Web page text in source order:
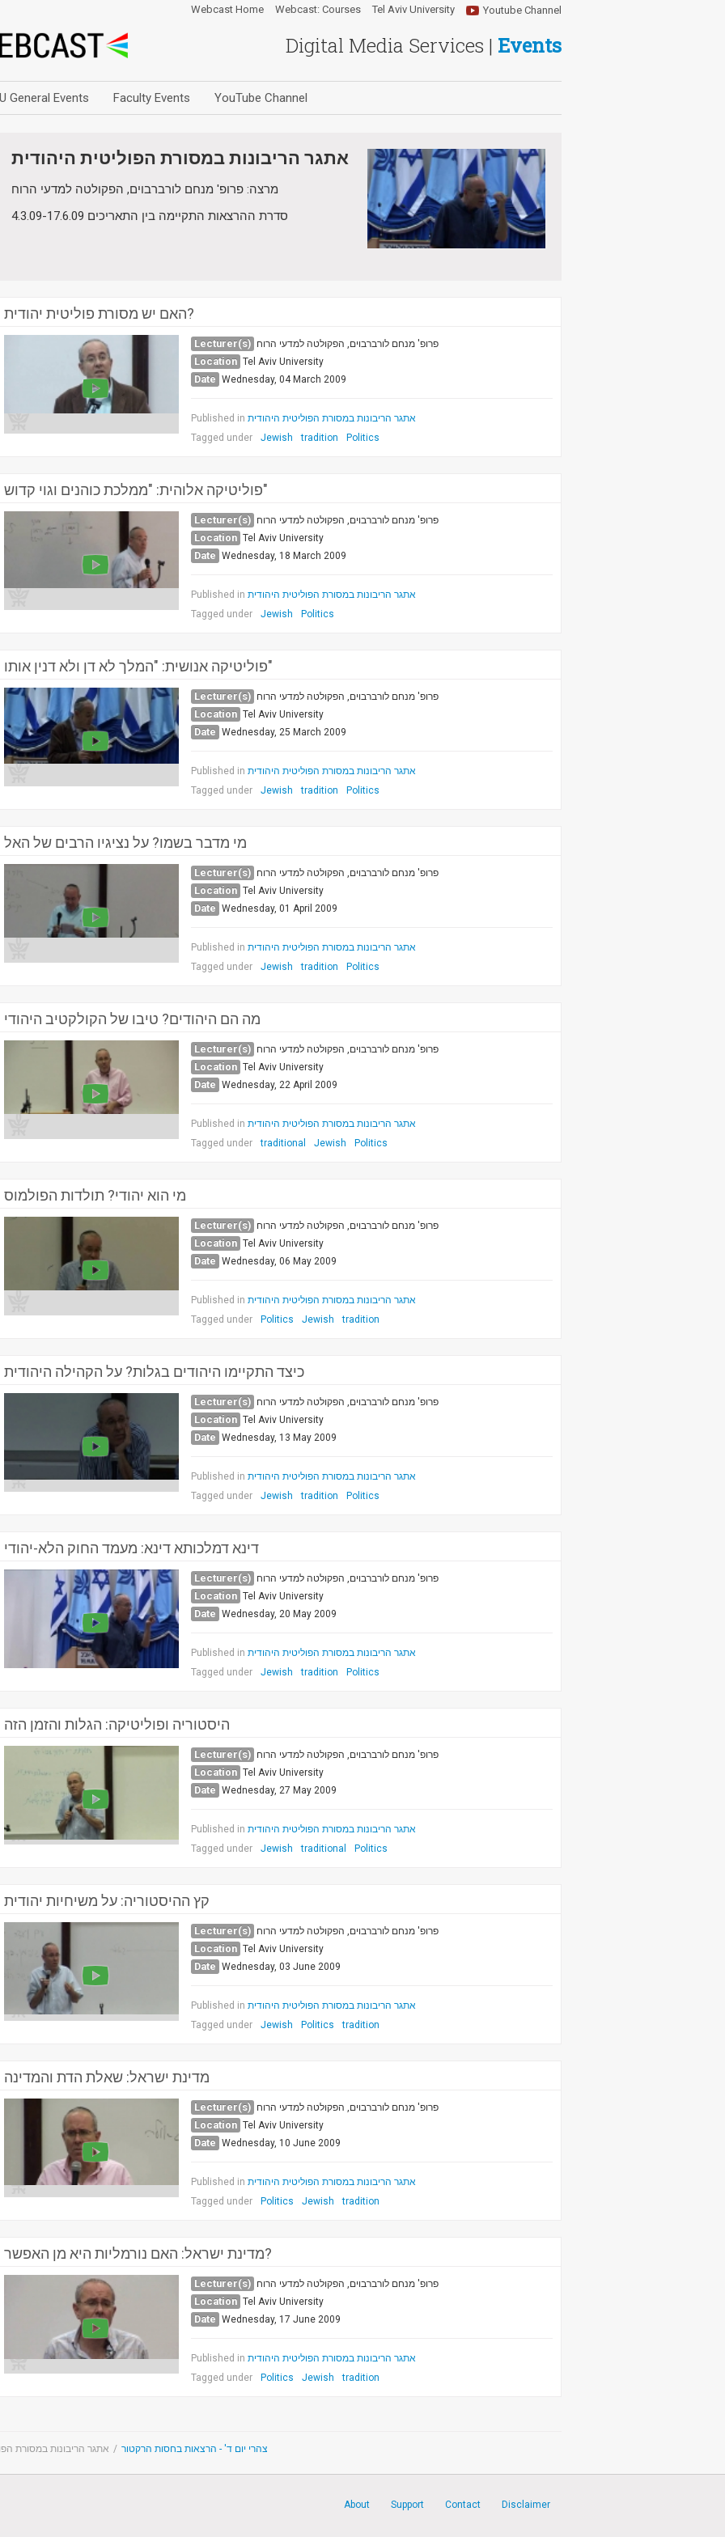
Digital Media Services | Events
Youtube Channel
Webcast Home Webcast: Courses Tel Aviv University
General Events Faculty Events YouTube Channel
אתגר הריבונות במסורת הפוליטית היהודית
מרצה: פרופ' מנחם לורברבוים, הפקולטה למדעי הרוח
סדרת ההרצאות התקיימה בין התאריכים 4.3.09-17.6.09
האם יש מסורת פוליטית יהודית?
Lecturer(s) פרופ' מנחם לורברבוים, הפקולטה למדעי הרוח
Location Tel Aviv University
Date Wednesday, 04 March 2009
Published in אתגר הריבונות במסורת הפוליטית היהודית
Tagged under
Jewish tradition Politics
פוליטיקה אלוהית: "ממלכת כוהנים וגוי קדוש"
Lecturer(s) פרופ' מנחם לורברבוים, הפקולטה למדעי הרוח
Location Tel Aviv University
Date Wednesday, 18 March 2009
Published in אתגר הריבונות במסורת הפוליטית היהודית
Tagged under
Jewish Politics
פוליטיקה אנושית: "המלך לא דן ולא דנין אותו"
Lecturer(s) פרופ' מנחם לורברבוים, הפקולטה למדעי הרוח
Location Tel Aviv University
Date Wednesday, 25 March 2009
Published in אתגר הריבונות במסורת הפוליטית היהודית
Tagged under
Jewish tradition Politics
מי מדבר בשמו? על נציגיו הרבים של האל
Lecturer(s) פרופ' מנחם לורברבוים, הפקולטה למדעי הרוח
Location Tel Aviv University
Date Wednesday, 01 April 2009
Published in אתגר הריבונות במסורת הפוליטית היהודית
Tagged under
Jewish tradition Politics
מה הם היהודים? טיבו של הקולקטיב היהודי
Lecturer(s) פרופ' מנחם לורברבוים, הפקולטה למדעי הרוח
Location Tel Aviv University
Date Wednesday, 22 April 2009
Published in אתגר הריבונות במסורת הפוליטית היהודית
Tagged under
traditional Jewish Politics
מי הוא יהודי? תולדות הפולמוס
Lecturer(s) פרופ' מנחם לורברבוים, הפקולטה למדעי הרוח
Location Tel Aviv University
Date Wednesday, 06 May 2009
Published in אתגר הריבונות במסורת הפוליטית היהודית
Tagged under
Politics Jewish tradition
כיצד התקיימו היהודים בגלות? על הקהילה היהודית
Lecturer(s) פרופ' מנחם לורברבוים, הפקולטה למדעי הרוח
Location Tel Aviv University
Date Wednesday, 13 May 2009
Published in אתגר הריבונות במסורת הפוליטית היהודית
Tagged under
Jewish tradition Politics
דינא דמלכותא דינא: מעמד החוק הלא-יהודי
Lecturer(s) פרופ' מנחם לורברבוים, הפקולטה למדעי הרוח
Location Tel Aviv University
Date Wednesday, 20 May 2009
Published in אתגר הריבונות במסורת הפוליטית היהודית
Tagged under
Jewish tradition Politics
היסטוריה ופוליטיקה: הגלות והזמן הזה
Lecturer(s) פרופ' מנחם לורברבוים, הפקולטה למדעי הרוח
Location Tel Aviv University
Date Wednesday, 27 May 2009
Published in אתגר הריבונות במסורת הפוליטית היהודית
Tagged under
Jewish traditional Politics
קץ ההיסטוריה: על משיחיות יהודית
Lecturer(s) פרופ' מנחם לורברבוים, הפקולטה למדעי הרוח
Location Tel Aviv University
Date Wednesday, 03 June 2009
Published in אתגר הריבונות במסורת הפוליטית היהודית
Tagged under
Jewish Politics tradition
מדינת ישראל: שאלת הדת והמדינה
Lecturer(s) פרופ' מנחם לורברבוים, הפקולטה למדעי הרוח
Location Tel Aviv University
Date Wednesday, 10 June 2009
Published in אתגר הריבונות במסורת הפוליטית היהודית
Tagged under
Politics Jewish tradition
מדינת ישראל: האם נורמליות היא מן האפשר?
Lecturer(s) פרופ' מנחם לורברבוים, הפקולטה למדעי הרוח
Location Tel Aviv University
Date Wednesday, 17 June 2009
Published in אתגר הריבונות במסורת הפוליטית היהודית
Tagged under
Politics Jewish tradition
צהרי יום ד' - הרצאות בחסות הרקטור / אתגר הריבונות במסורת
About Support Contact Disclaimer